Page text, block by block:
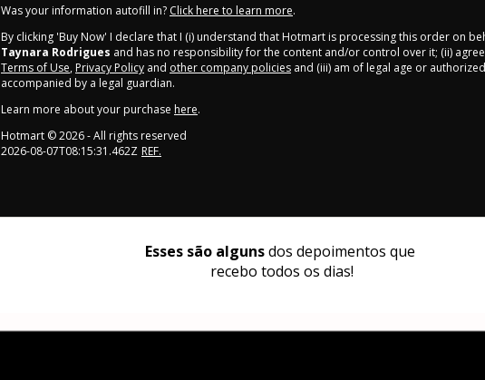
Was your information autofill in? Click here to learn more.
By clicking 'Buy Now' I declare that I (i) understand that Hotmart is processing this order on
Taynara Rodrigues and has no responsibility for the content and/or control over it; (ii)
Terms of Use, Privacy Policy and other company policies and (iii) am of legal age or
accompanied by a legal guardian.
Learn more about your purchase here.
Hotmart ©2026- All rights reserved
2026-08-07T08:15:31.462Z REF.
Esses são alguns dos depoimentos que
recebo todos os dias!